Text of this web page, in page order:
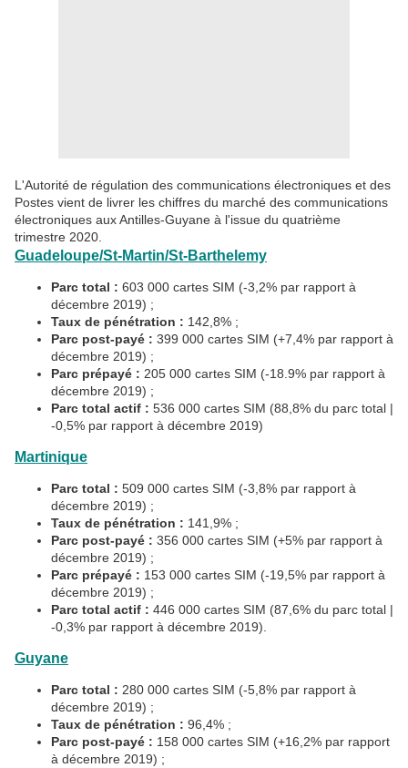
L'Autorité de régulation des communications électroniques et des
Postes vient de livrer les chiffres du marché des communications
électroniques aux Antilles-Guyane à l'issue du quatrième
trimestre 2020.
Guadeloupe/St-Martin/St-Barthelemy
Parc total : 603 000 cartes SIM (-3,2% par rapport à
décembre 2019) ;
Taux de pénétration : 142,8% ;
Parc post-payé : 399 000 cartes SIM (+7,4% par rapport à
décembre 2019) ;
Parc prépayé : 205 000 cartes SIM (-18.9% par rapport à
décembre 2019) ;
Parc total actif : 536 000 cartes SIM (88,8% du parc total |
-0,5% par rapport à décembre 2019)
Martinique
Parc total : 509 000 cartes SIM (-3,8% par rapport à
décembre 2019) ;
Taux de pénétration : 141,9% ;
Parc post-payé : 356 000 cartes SIM (+5% par rapport à
décembre 2019) ;
Parc prépayé : 153 000 cartes SIM (-19,5% par rapport à
décembre 2019) ;
Parc total actif : 446 000 cartes SIM (87,6% du parc total |
-0,3% par rapport à décembre 2019).
Guyane
Parc total : 280 000 cartes SIM (-5,8% par rapport à
décembre 2019) ;
Taux de pénétration : 96,4% ;
Parc post-payé : 158 000 cartes SIM (+16,2% par rapport
à décembre 2019) ;